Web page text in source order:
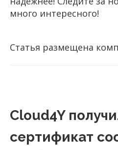
много интересного!
Статья размещена
Cloud4Y
сертификат